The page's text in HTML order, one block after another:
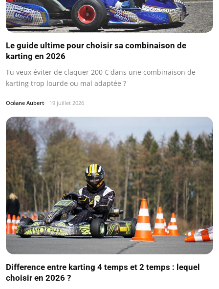
Le guide ultime pour choisir sa combinaison de
karting en 2026
Tu veux éviter de claquer 200 € dans une combinaison de
karting trop lourde ou mal adaptée ?
Océane Aubert 19 juillet 2026
Difference entre karting 4 temps et 2 temps : lequel
choisir en 2026 ?